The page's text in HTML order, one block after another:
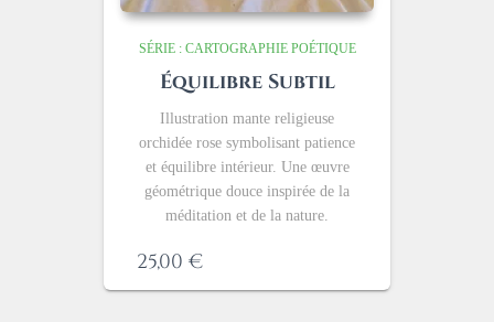
SÉRIE : CARTOGRAPHIE POÉTIQUE
Équilibre Subtil
Illustration mante religieuse
orchidée rose symbolisant patience
et équilibre intérieur. Une œuvre
géométrique douce inspirée de la
méditation et de la nature.
25,00 €